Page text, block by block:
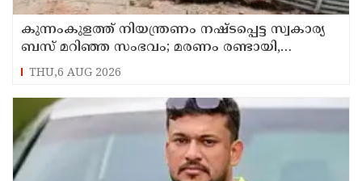
കുന്നംകുളത്ത് നിയന്ത്രണം നഷ്ടപ്പെട്ട സ്വകാര്യ
ബസ് മറിഞ്ഞ സംഭവം; മരണം രണ്ടായി,
എട്ടുപേർക്ക് പരിക്ക്
THU,6 AUG 2026